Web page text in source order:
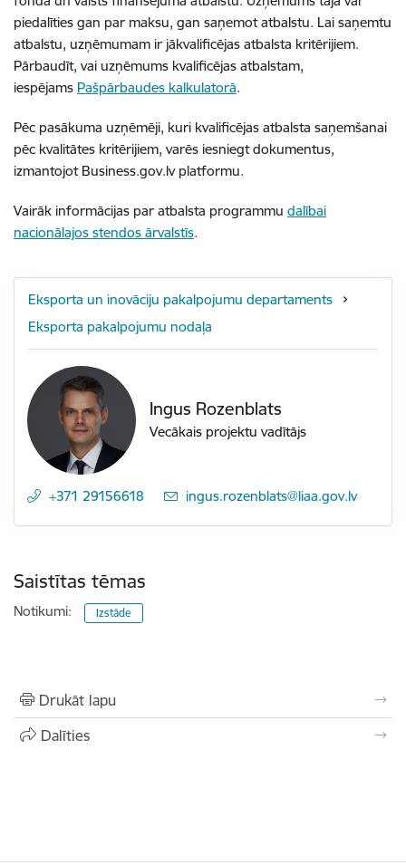
piedalīties gan par maksu, gan saņemot atbalstu. Lai saņemtu
atbalstu, uzņēmumam ir jākvalificējas atbalsta kritērijiem.
Pārbaudīt, vai uzņēmums kvalificējas atbalstam,
iespējams Pašpārbaudes kalkulatorā.
Pēc pasākuma uzņēmēji, kuri kvalificējas atbalsta saņemšanai
pēc kvalitātes kritērijiem, varēs iesniegt dokumentus,
izmantojot Business.gov.lv platformu.
Vairāk informācijas par atbalsta programmu dalībai
nacionālajos stendos ārvalstīs.
Eksporta un inovāciju pakalpojumu departaments
Eksporta pakalpojumu nodaļa
Ingus Rozenblats
Vecākais projektu vadītājs
+371 29156618 E-pasts:
ingus.rozenblats@liaa.gov.lv
Saistītas tēmas
Notikumi: Izstāde
Drukāt lapu
Dalīties